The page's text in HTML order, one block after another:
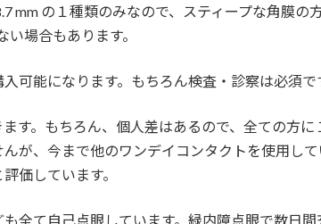
mm の１種類のみなので、スティープな角膜の
場合もあります。
可能になります。もちろん検査・診察は必須で
す。もちろん、個人差はあるので、全ての方に
が、今まで他のワンデイコンタクトを使用して
価しています。
全て自己点眼しています。緑内障点眼で数日間